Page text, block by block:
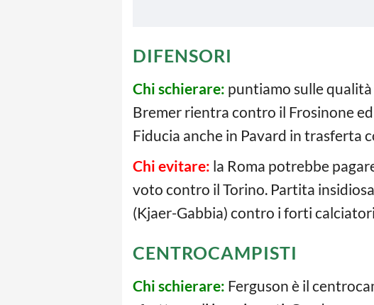
DIFENSORI
Chi schierare: puntiamo sulle
Bremer rientra contro il Frosinone
Fiducia anche in Pavard in trasferta
Chi evitare: la Roma potrebbe
voto contro il Torino. Partita
(Kjaer-Gabbia) contro i forti
CENTROCAMPISTI
Chi schierare: Ferguson è il